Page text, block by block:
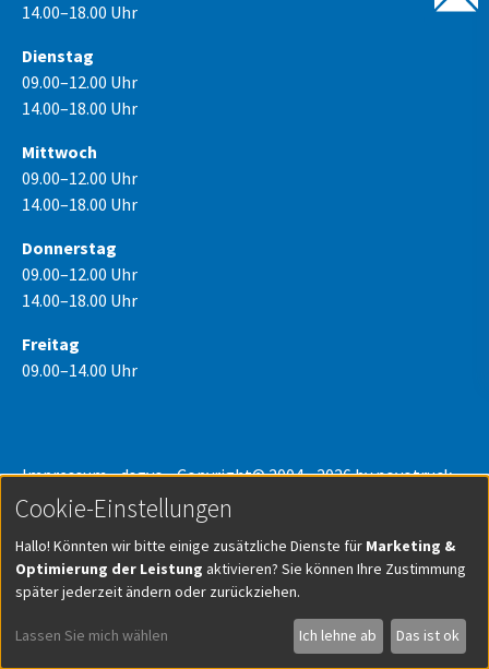
14.00–18.00 Uhr
Dienstag
09.00–12.00 Uhr
14.00–18.00 Uhr
Mittwoch
09.00–12.00 Uhr
14.00–18.00 Uhr
Donnerstag
09.00–12.00 Uhr
14.00–18.00 Uhr
Freitag
09.00–14.00 Uhr
Impressum-dsgvo- Copyright© 2004 - 2026 by novotruck
GmbH -Cookie-Einstellungen
Cookie-Einstellungen
Hallo! Könnten wir bitte einige zusätzliche Dienste für Marketing &
Optimierung der Leistung aktivieren? Sie können Ihre Zustimmung
später jederzeit ändern oder zurückziehen.
Lassen Sie mich wählen Ich lehne ab Das ist ok